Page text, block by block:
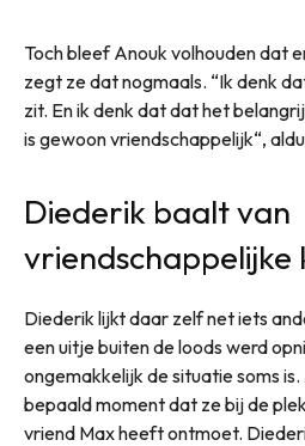
Toch bleef Anouk volhouden dat
zegt ze dat nogmaals. “Ik denk
zit. En ik denk dat dat het
is gewoon vriendschappelijk“,
Diederik baalt van
vriendschappelijke
Diederik lijkt daar zelf net iets
een uitje buiten de loods werd
ongemakkelijk de situatie soms
bepaald moment dat ze bij de
vriend Max heeft ontmoet.